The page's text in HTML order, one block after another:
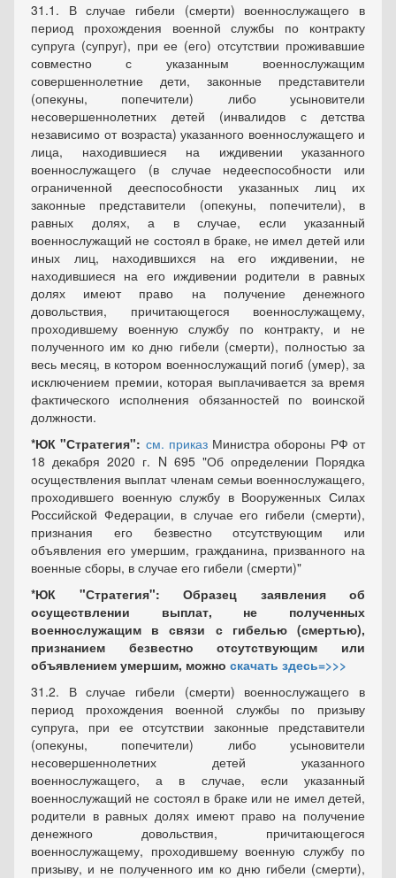
31.1. В случае гибели (смерти) военнослужащего в
период прохождения военной службы по контракту
супруга (супруг), при ее (его) отсутствии проживавшие
совместно с указанным военнослужащим
совершеннолетние дети, законные представители
(опекуны, попечители) либо усыновители
несовершеннолетних детей (инвалидов с детства
независимо от возраста) указанного военнослужащего и
лица, находившиеся на иждивении указанного
военнослужащего (в случае недееспособности или
ограниченной дееспособности указанных лиц их
законные представители (опекуны, попечители), в
равных долях, а в случае, если указанный
военнослужащий не состоял в браке, не имел детей или
иных лиц, находившихся на его иждивении, не
находившиеся на его иждивении родители в равных
долях имеют право на получение денежного
довольствия, причитающегося военнослужащему,
проходившему военную службу по контракту, и не
полученного им ко дню гибели (смерти), полностью за
весь месяц, в котором военнослужащий погиб (умер), за
исключением премии, которая выплачивается за время
фактического исполнения обязанностей по воинской
должности.
*ЮК "Стратегия": см. приказМинистра обороны РФ от
18 декабря 2020 г. N 695 "Об определении Порядка
осуществления выплат членам семьи военнослужащего,
проходившего военную службу в Вооруженных Силах
Российской Федерации, в случае его гибели (смерти),
признания его безвестно отсутствующим или
объявления его умершим, гражданина, призванного на
военные сборы, в случае его гибели (смерти)"
*ЮК "Стратегия": Образец заявления об
осуществлении выплат, не полученных
военнослужащим в связи с гибелью (смертью),
признанием безвестно отсутствующим или
объявлением умершим, можно скачать здесь=>>>
31.2. В случае гибели (смерти) военнослужащего в
период прохождения военной службы по призыву
супруга, при ее отсутствии законные представители
(опекуны, попечители) либо усыновители
несовершеннолетних детей указанного
военнослужащего, а в случае, если указанный
военнослужащий не состоял в браке или не имел детей,
родители в равных долях имеют право на получение
денежного довольствия, причитающегося
военнослужащему, проходившему военную службу по
призыву, и не полученного им ко дню гибели (смерти),